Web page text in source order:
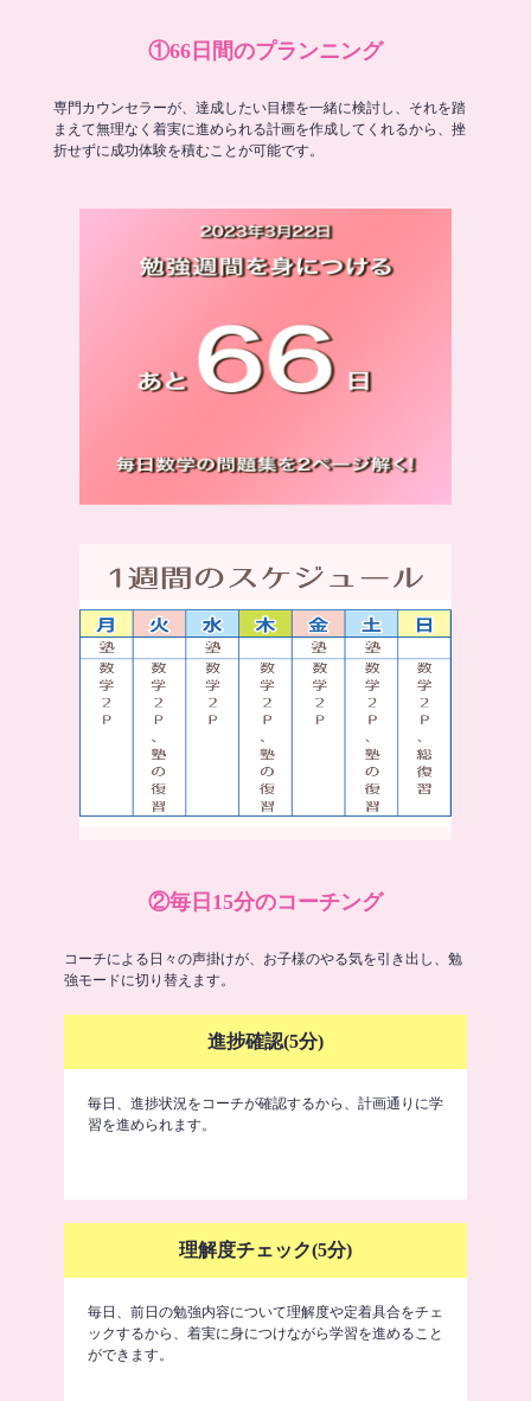
①66日間のプランニング
専門カウンセラーが、達成したい目標を一緒に検討し、それを踏
まえて無理なく着実に進められる計画を作成してくれるから、挫
折せずに成功体験を積むことが可能です。
②毎日15分のコーチング
コーチによる日々の声掛けが、お子様のやる気を引き出し、勉
強モードに切り替えます。
進捗確認(5分)
毎日、進捗状況をコーチが確認するから、計画通りに学
習を進められます。
理解度チェック(5分)
毎日、前日の勉強内容について理解度や定着具合をチェ
ックするから、着実に身につけながら学習を進めること
ができます。